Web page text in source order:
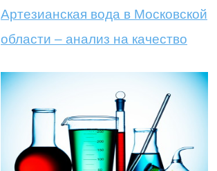
Артезианская вода в Московской
области – анализ на качество